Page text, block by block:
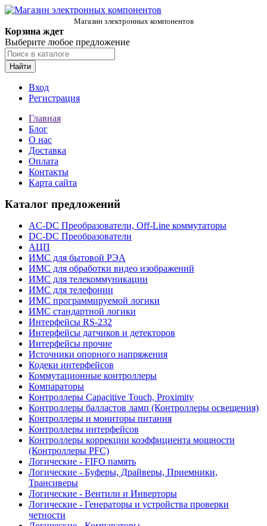
Магазин электронных компонентов
Корзина ждет
Выберите любое предложение
Найти
Вход
Регистрация
Главная
Блог
О нас
Доставка
Оплата
Контакты
Карта сайта
Каталог предложений
AC-DC Преобразователи, Off-Line коммутаторы
DC-DC Преобразователи
АЦП
ИМС для бытовой РЭА
ИМС для обработки видео изображений
ИМС для телекоммуникации
ИМС для телефонии
ИМС программируемой логики
ИМС стандартной логики
Интерфейсы RS-232
Интерфейсы датчиков и детекторов
Интерфейсы прочие
Источники опорного напряжения
Кодеки интерфейсов
Коммутационные контроллеры
Компараторы
Контроллеры Capacitive Touch, Proximity
Контроллеры балластов ламп (Контроллеры освещения)
Контроллеры и мониторы питания
Контроллеры интерфейсов
Контроллеры коррекции коэффициента мощности
(Контроллеры PFC)
Логические - FIFO память
Логические - Буферы, Драйверы, Приемники,
Трансиверы
Логические - Вентили и Инверторы
Логические - Генераторы и устройства проверки
четности